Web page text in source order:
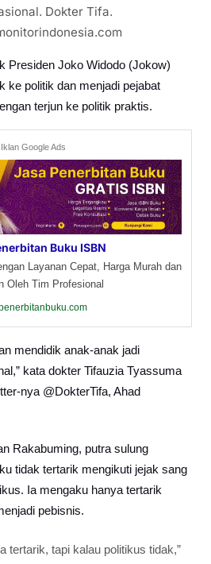
Dokter Tifa.
Presiden Joko Widodo (Jokow)
ke politik dan menjadi pejabat
terjun ke politik praktis.
Iklan Google Ads
Buku ISBN
Layanan Cepat, Harga Murah dan
Oleh Tim Profesional
mendidik anak-anak jadi
kata dokter Tifauzia Tyassuma
nya @DokterTifa, Ahad
Rakabuming, putra sulung
tidak tertarik mengikuti jejak sang
Ia mengaku hanya tertarik
pebisnis.
tertarik, tapi kalau politikus tidak,”